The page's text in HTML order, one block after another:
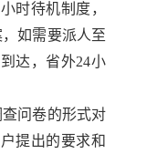
时待机制度，
如需要派人至
达，省外24小
问卷的形式对
提出的要求和